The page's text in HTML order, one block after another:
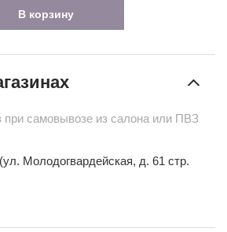
В корзину
при самовывозе из салона или ПВЗ
Молодогвардейская, д. 61 стр.